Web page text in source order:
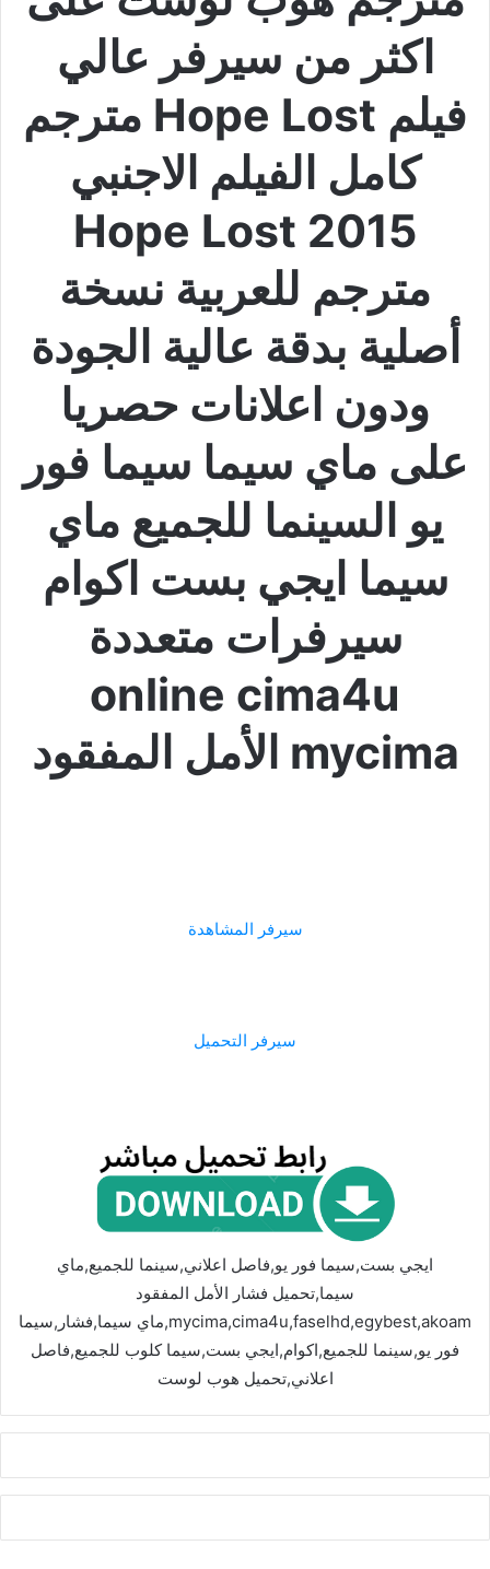
اكثر من سيرفر عالي
فيلم Hope Lost مترجم
كامل الفيلم الاجنبي
Hope Lost 2015
مترجم للعربية نسخة
أصلية بدقة عالية الجودة
ودون اعلانات حصريا
على ماي سيما سيما فور
يو السينما للجميع ماي
سيما ايجي بست اكوام
سيرفرات متعددة
online cima4u
mycima الأمل المفقود
سيرفر المشاهدة
سيرفر التحميل
ايجي بست,سيما فور يو,فاصل اعلاني,سينما للجميع,ماي
سيما,تحميل فشار الأمل المفقود
mycima,cima4u,faselhd,egybest,akoam,ماي سيما,فشار,سيما
فور يو,سينما للجميع,اكوام,ايجي بست,سيما كلوب للجميع,فاصل
اعلاني,تحميل هوب لوست